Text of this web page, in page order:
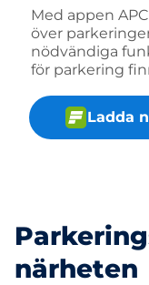
Med appen
över
nödvändiga
för parkering
Ladda
närheten